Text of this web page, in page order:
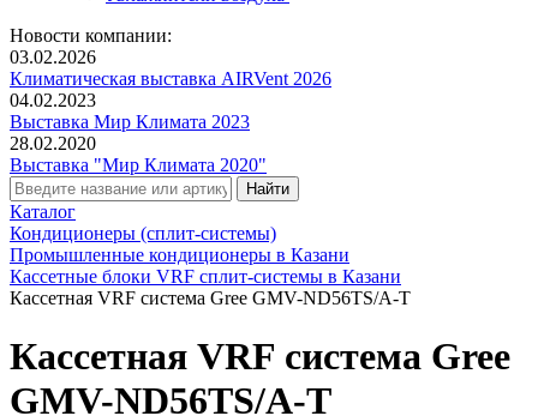
Новости компании:
03.02.2026
Климатическая выставка AIRVent 2026
04.02.2023
Выставка Мир Климата 2023
28.02.2020
Выставка "Мир Климата 2020"
Каталог
Кондиционеры (сплит-системы)
Промышленные кондиционеры в Казани
Кассетные блоки VRF сплит-системы в Казани
Кассетная VRF система Gree GMV-ND56TS/A-T
Кассетная VRF система Gree
GMV-ND56TS/A-T